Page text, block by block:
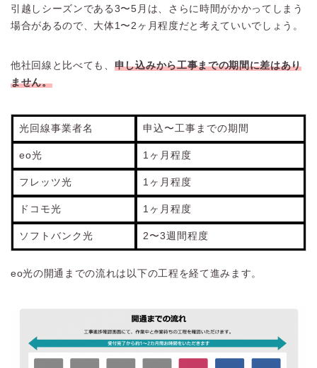
引越しシーズンである3〜5月は、さらに時間がかかってしまう
場合があるので、大体1〜2ヶ月程度だと考えていいでしょう。
他社回線と比べても、 申し込みから工事までの期間に差はあり
ません。
光回線事業者名 申込〜工事までの期間
eo光 1ヶ月程度
フレッツ光 1ヶ月程度
ドコモ光 1ヶ月程度
ソフトバンク光 2〜3週間程度
eo光の開通までの流れは以下の工程を経て進みます。